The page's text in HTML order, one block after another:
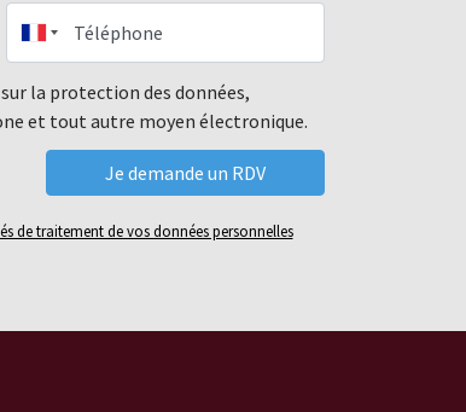
Téléphone
la protection des données,
et tout autre moyen électronique.
de traitement de vos données personnelles